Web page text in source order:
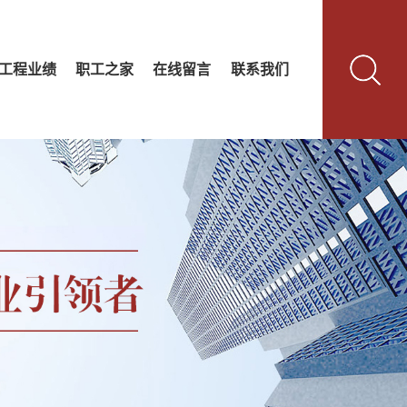
程业绩 职工之家 在线留言 联系我们